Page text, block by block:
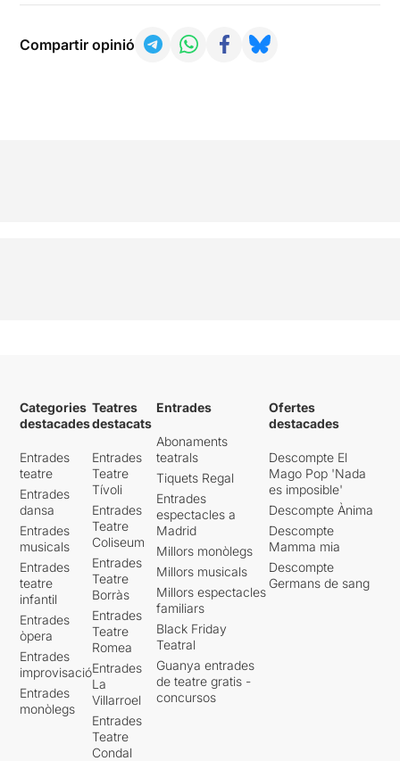
Compartir opinió
Categories
destacades
Entrades
teatre
Entrades
dansa
Entrades
musicals
Entrades
teatre
infantil
Entrades
òpera
Entrades
improvisació
Entrades
monòlegs
Teatres
destacats
Entrades
Teatre
Tívoli
Entrades
Teatre
Coliseum
Entrades
Teatre
Borràs
Entrades
Teatre
Romea
Entrades
La
Villarroel
Entrades
Teatre
Condal
Entrades
Abonaments
teatrals
Tiquets Regal
Entrades
espectacles a
Madrid
Millors monòlegs
Millors musicals
Millors espectacles
familiars
Black Friday
Teatral
Guanya entrades
de teatre gratis -
concursos
Ofertes
destacades
Descompte El
Mago Pop 'Nada
es imposible'
Descompte Ànima
Descompte
Mamma mia
Descompte
Germans de sang